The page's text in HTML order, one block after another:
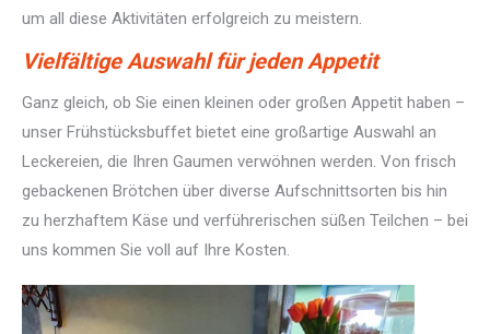
um all diese Aktivitäten erfolgreich zu meistern.
Vielfältige Auswahl für jeden Appetit
Ganz gleich, ob Sie einen kleinen oder großen Appetit haben –
unser Frühstücksbuffet bietet eine großartige Auswahl an
Leckereien, die Ihren Gaumen verwöhnen werden. Von frisch
gebackenen Brötchen über diverse Aufschnittsorten bis hin
zu herzhaftem Käse und verführerischen süßen Teilchen – bei
uns kommen Sie voll auf Ihre Kosten.